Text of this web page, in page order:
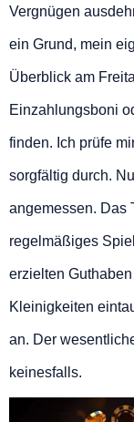
Vergnügen
ein Grund, mein
Überblick am
Einzahlungsboni
finden. Ich prüfe
sorgfältig durch.
angemessen. Das
regelmäßiges
erzielten
Kleinigkeiten
an. Der
keinesfalls.